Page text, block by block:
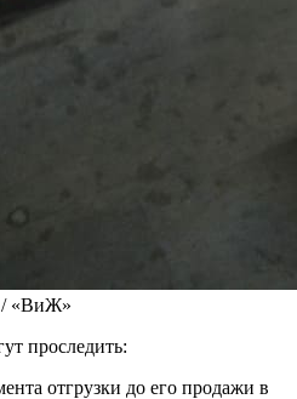
/ «ВиЖ»
проследить:
отгрузки до его продажи в